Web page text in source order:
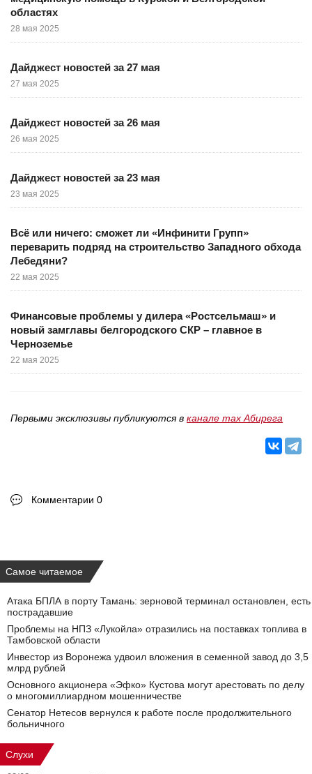
областях
28 мая 2025
Дайджест новостей за 27 мая
27 мая 2025
Дайджест новостей за 26 мая
26 мая 2025
Дайджест новостей за 23 мая
23 мая 2025
Всё или ничего: сможет ли «Инфинити Групп»
переварить подряд на строительство Западного обхода
Лебедяни?
22 мая 2025
Финансовые проблемы у дилера «Ростсельмаш» и
новый замглавы белгородского СКР – главное в
Черноземье
22 мая 2025
Первыми эксклюзивы публикуются в канале max Абирега
Комментарии 0
Самое читаемое
Атака БПЛА в порту Тамань: зерновой терминал остановлен, есть
пострадавшие
Проблемы на НПЗ «Лукойла» отразились на поставках топлива в
Тамбовской области
Инвестор из Воронежа удвоил вложения в семенной завод до 3,5
млрд рублей
Основного акционера «Эфко» Кустова могут арестовать по делу
о многомиллиардном мошенничестве
Сенатор Нетесов вернулся к работе после продолжительного
больничного
Слухи